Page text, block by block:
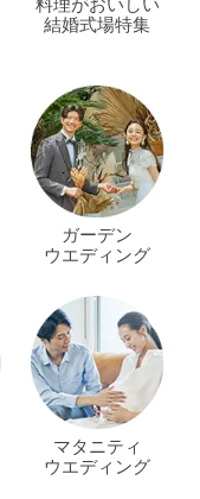
料理がおいしい
結婚式場特集
ガーデン
ウエディング
マタニティ
ウエディング